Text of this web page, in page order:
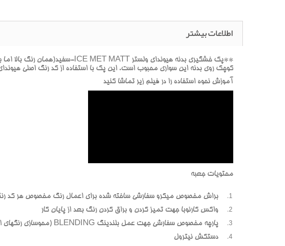
اطلاعات بیشتر
کوچک روي بدنه اين سواري محبوب است. اين پک با استفاده از کد رنگ اصلي
آموزش نحوه استفاده را در فيلم زير تماشا کنيد
محتويات جعبه
براش مخصوص ميکرو سفارشي ساخته شده براي اعمال رنگ مخصوص هر کد
واکس کارنوبا جهت تميز کردن و براق کردن رنگ بعد از پايان کار
پارچه مخصوص سفارشي جهت عمل بلندينگ BLENDING (محوسازي رنگهاي اضافه و بيرون زده)
دستکش نيترول